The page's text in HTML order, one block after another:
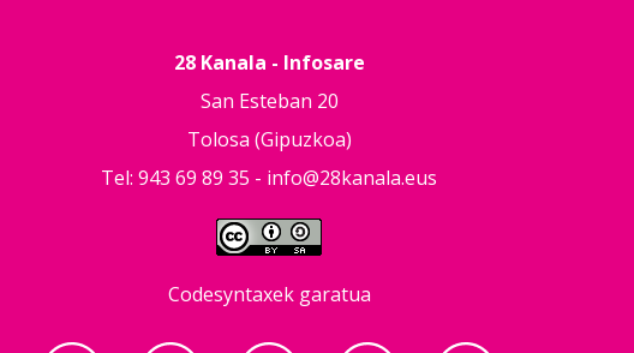
28 Kanala - Infosare
San Esteban 20
Tolosa (Gipuzkoa)
Tel: 943 69 89 35 - info@28kanala.eus
Codesyntaxek garatua